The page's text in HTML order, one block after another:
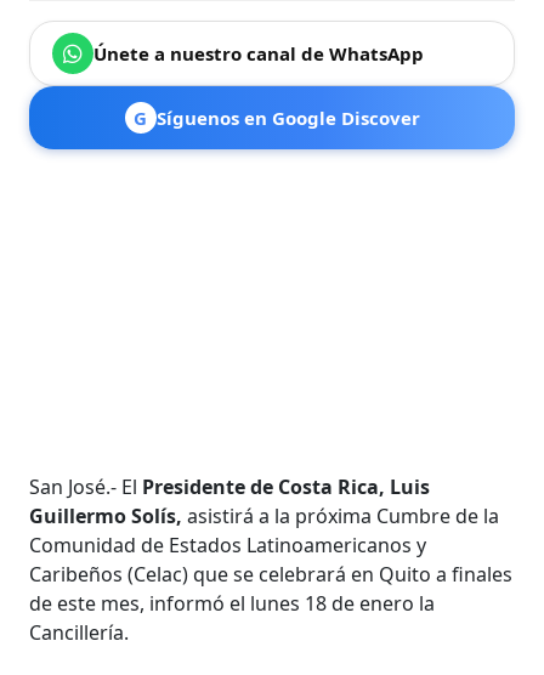
Únete a nuestro canal de WhatsApp
G Síguenos en Google Discover
San José.- El Presidente de Costa Rica, Luis
Guillermo Solís, asistirá a la próxima Cumbre de la
Comunidad de Estados Latinoamericanos y
Caribeños (Celac) que se celebrará en Quito a finales
de este mes, informó el lunes 18 de enero la
Cancillería.